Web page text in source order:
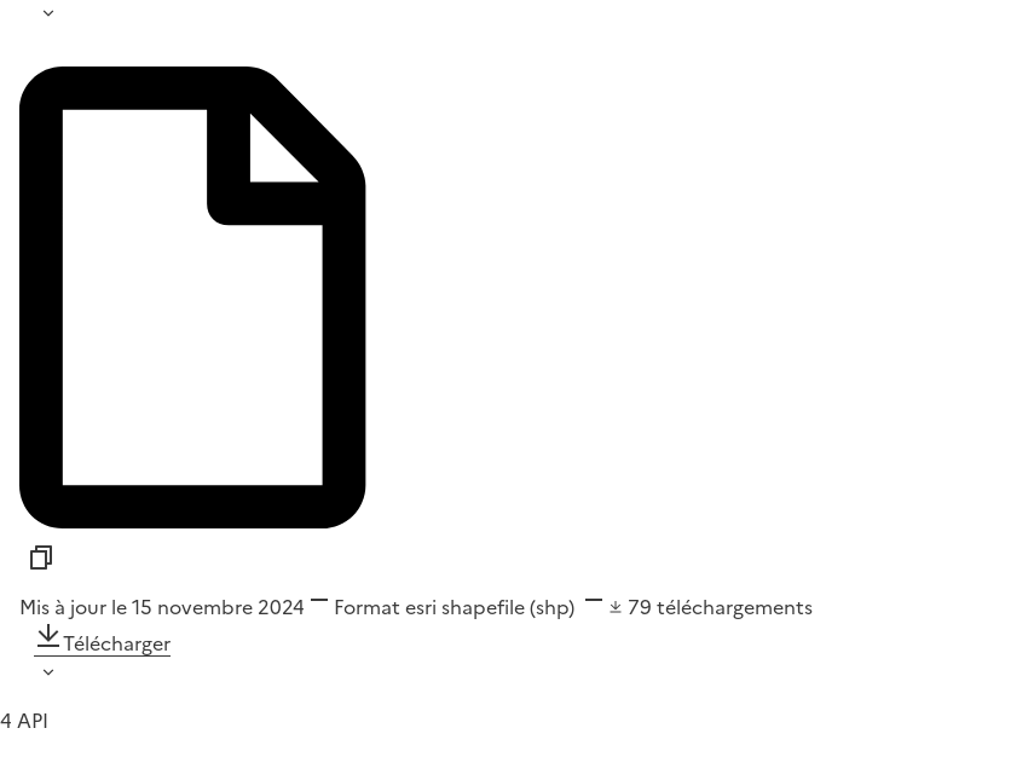
Mis à jour le 15 novembre 2024 Format esri shapefile (shp) 79 téléchargements
Télécharger
4 API